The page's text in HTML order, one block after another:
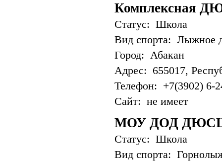
Комплексная
Статус: Школа
Вид спорта: Лыжное
Город: Абакан
Адрес: 655017,
Телефон: +7(3902) 6-
Сайт: не имеет
МОУ ДОД
Статус: Школа
Вид спорта: